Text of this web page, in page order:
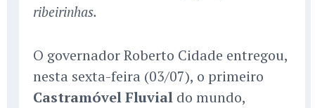
ribeirinhas.
O governador Roberto Cidade entregou,
nesta sexta-feira (03/07), o primeiro
Castramóvel Fluvial do mundo,